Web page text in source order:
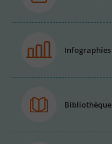
Infographies
Bibliothèque